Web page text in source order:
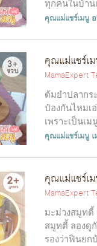
ทุกคนในบ้าน
คุณแม่แชร์เมนู
คุณแม่แชร์เ
MamaExpert
ต้มยำปลากร
ป๋องกันไหมเ
เพราะเป็นเ
คุณแม่แชร์เมนู
คุณแม่แชร์เ
MamaExpert
มะม่วงสมูทตี้
สมูทตี้ ลองดู
รองว่าฟินย